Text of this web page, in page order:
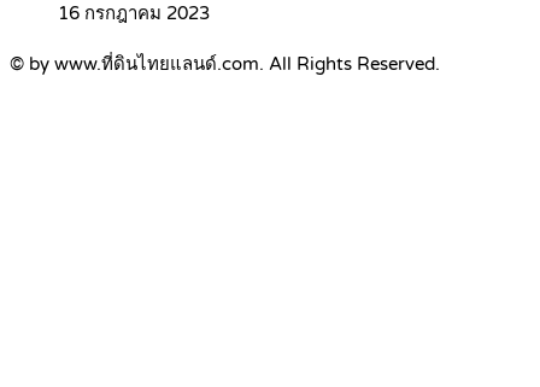
16 กรกฎาคม 2023
© by www.ที่ดินไทยแลนด์.com. All Rights Reserved.